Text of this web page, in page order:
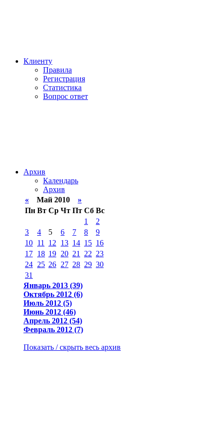
Клиенту
Правила
Регистрация
Статистика
Вопрос ответ
Архив
Календарь
Архив
« Май 2010 »
Пн Вт Ср Чт Пт Сб Вс
1
2
3
4 5 6 7 8
9
10 11 12 13 14 15 16
17 18 19 20 21 22 23
24 25 26 27 28 29 30
31
Январь 2013 (39)
Октябрь 2012 (6)
Июль 2012 (5)
Июнь 2012 (46)
Апрель 2012 (54)
Февраль 2012 (7)
Показать / скрыть весь архив